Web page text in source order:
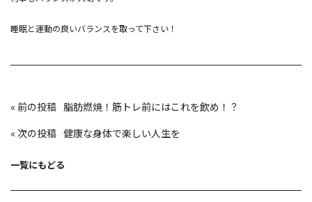
睡眠と運動の良いバランスを取って下さい！
投
稿
ゲ
ョ
«
脂肪燃焼！筋トレ前にはこれを飲め！？
«
健康な身体で楽しい人生を
一覧にもどる